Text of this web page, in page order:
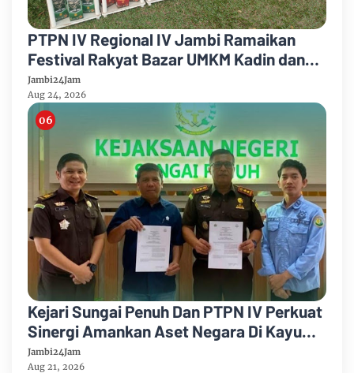
PTPN IV Regional IV Jambi Ramaikan
Festival Rakyat Bazar UMKM Kadin dan
Korem 042/Garuda Putih
Jambi24Jam
Aug 24, 2026
Kejari Sungai Penuh Dan PTPN IV Perkuat
Sinergi Amankan Aset Negara Di Kayu
Aro
Jambi24Jam
Aug 21, 2026